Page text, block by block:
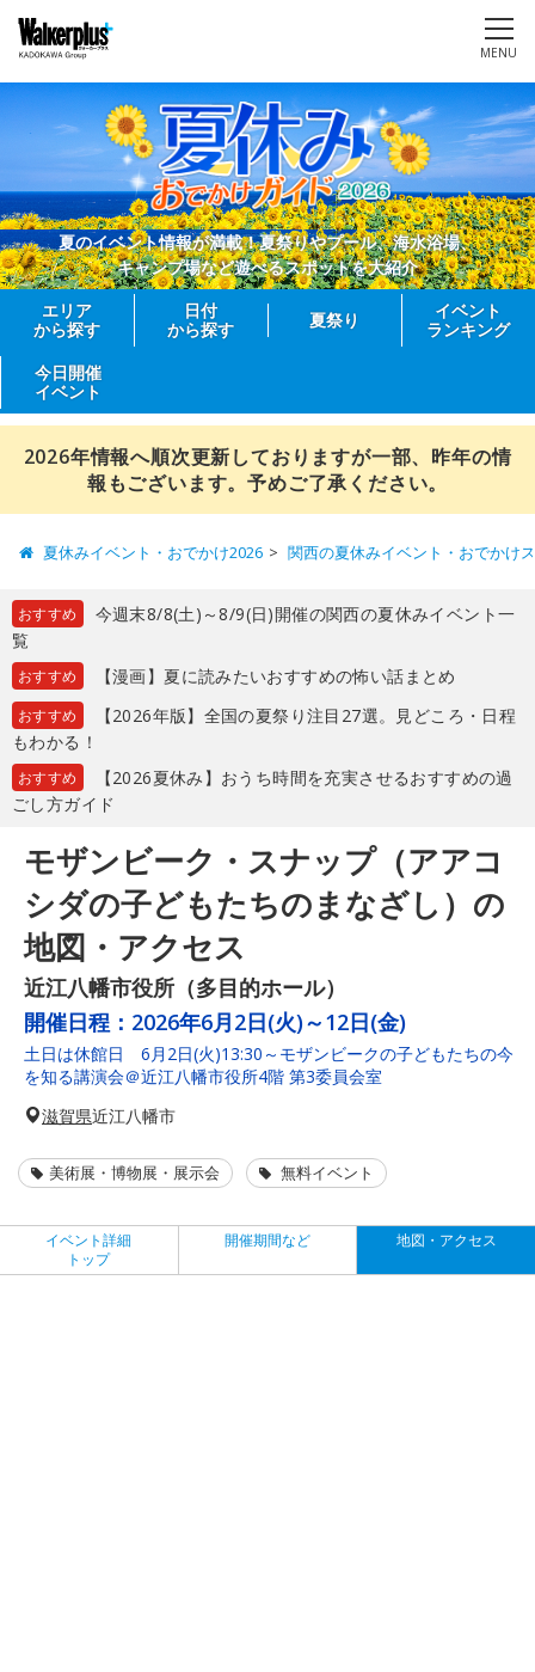
MENU
夏のイベント情報が満載！夏祭りやプール、海水浴場、
キャンプ場など遊べるスポットを大紹介
エリア
から探す
日付
から探す
夏祭り
イベント
ランキング
今日開催
イベント
2026年情報へ順次更新しておりますが一部、昨年の情
報もございます。予めご了承ください。
夏休みイベント・おでかけ2026 関西の夏休みイベント・おでかけ
おすすめ
今週末8/8(土)～8/9(日)開催の関西の夏休みイベント一
覧
おすすめ 【漫画】夏に読みたいおすすめの怖い話まとめ
おすすめ
【2026年版】全国の夏祭り注目27選。見どころ・日程
もわかる！
おすすめ
【2026夏休み】おうち時間を充実させるおすすめの過
ごし方ガイド
モザンビーク・スナップ（アアコ
シダの子どもたちのまなざし）の
地図・アクセス
近江八幡市役所（多目的ホール）
開催日程： 2026年6月2日(火)～12日(金)
土日は休館日 6月2日(火)13:30～モザンビークの子どもたちの今
を知る講演会＠近江八幡市役所4階 第3委員会室
滋賀県近江八幡市
美術展・博物展・展示会 無料イベント
イベント詳細
トップ
開催期間など 地図・アクセス